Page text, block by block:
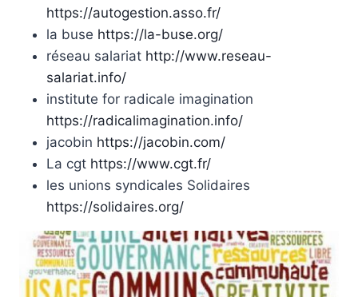
https://autogestion.asso.fr/
la buse https://la-buse.org/
réseau salariat http://www.reseau-
salariat.info/
institute for radicale imagination
https://radicalimagination.info/
jacobin https://jacobin.com/
La cgt https://www.cgt.fr/
les unions syndicales Solidaires
https://solidaires.org/